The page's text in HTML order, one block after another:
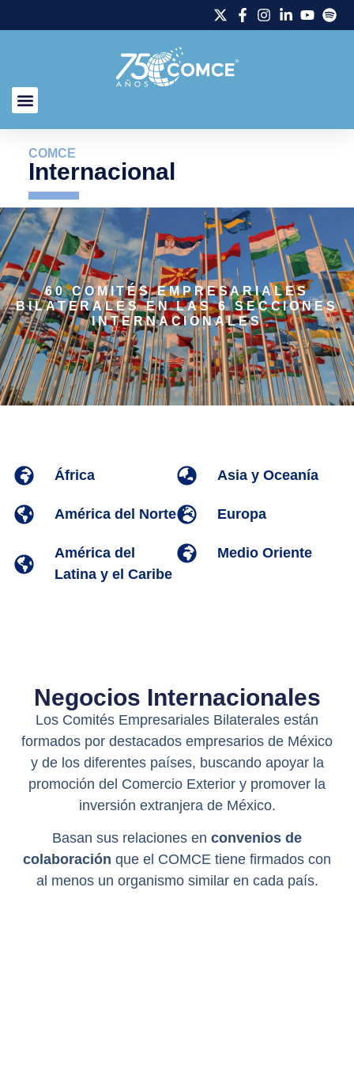
COMCE
Internacional
60 COMITÉS EMPRESARIALES
BILATERALES EN LAS 6 SECCIONES
INTERNACIONALES
África
América del Norte
América del
Latina y el Caribe
Asia y Oceanía
Europa
Medio Oriente
Negocios Internacionales
Los Comités Empresariales Bilaterales están
formados por destacados empresarios de México
y de los diferentes países, buscando apoyar la
promoción del Comercio Exterior y promover la
inversión extranjera de México.
Basan sus relaciones en convenios de
colaboración que el COMCE tiene firmados con
al menos un organismo similar en cada país.